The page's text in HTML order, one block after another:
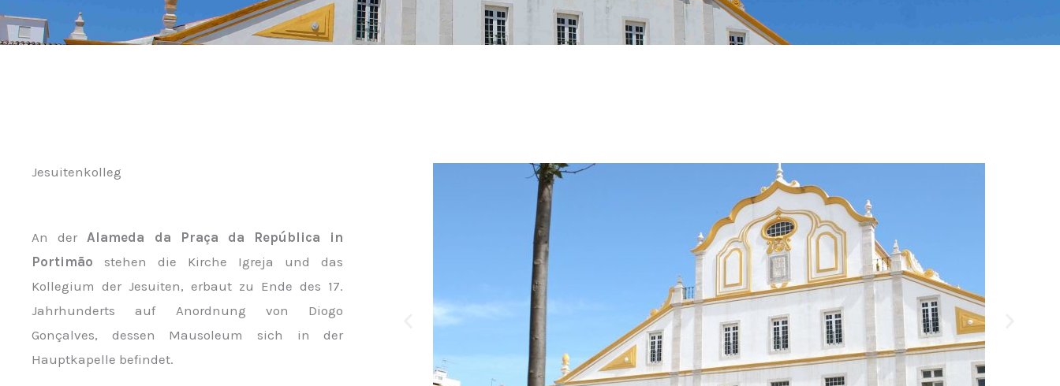
Jesuitenkolleg
An derAlameda da Praça da República in
Portimão stehen die Kirche Igreja und das
Kollegium der Jesuiten, erbaut zu Ende des 17.
Jahrhunderts auf Anordnung von Diogo
Gonçalves, dessen Mausoleum sich in der
Hauptkapelle befindet.